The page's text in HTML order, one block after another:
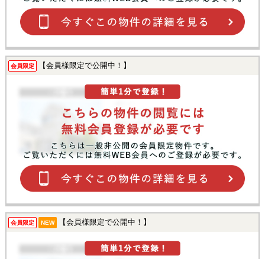
会員限定 【会員様限定で公開中！】
会員限定 NEW 【会員様限定で公開中！】